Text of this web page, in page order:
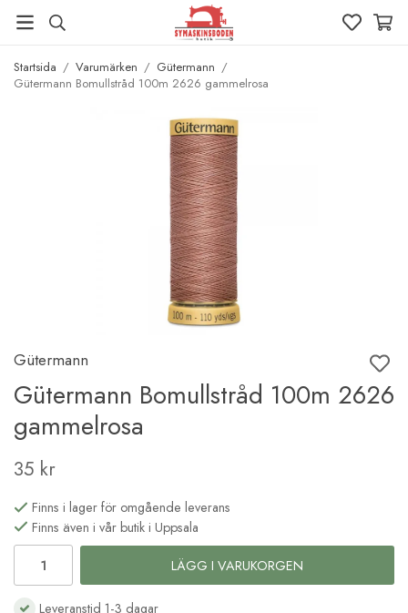
Startsida / Varumärken / Gütermann /
Gütermann Bomullstråd 100m 2626 gammelrosa
Gütermann
Gütermann Bomullstråd 100m 2626
gammelrosa
35 kr
Finns i lager för omgående leverans
Finns även i vår butik i Uppsala
LÄGG I VARUKORGEN
Leveranstid 1-3 dagar